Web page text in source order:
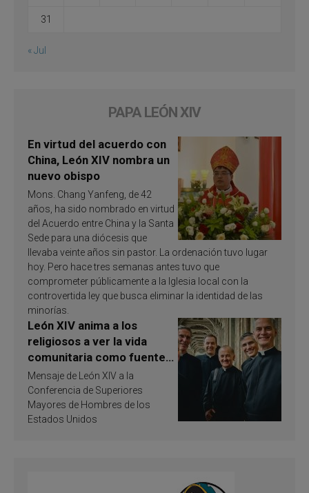
31
« Jul
PAPA LEÓN XIV
En virtud del acuerdo con
China, León XIV nombra un
nuevo obispo
Mons. Chang Yanfeng, de 42
años, ha sido nombrado en virtud
del Acuerdo entre China y la Santa
Sede para una diócesis que
llevaba veinte años sin pastor. La ordenación tuvo lugar
hoy. Pero hace tres semanas antes tuvo que
comprometer públicamente a la Iglesia local con la
controvertida ley que busca eliminar la identidad de las
minorías.
León XIV anima a los
religiosos a ver la vida
comunitaria como fuente
de inspiración y
santificación
Mensaje de León XIV a la
Conferencia de Superiores
Mayores de Hombres de los
Estados Unidos